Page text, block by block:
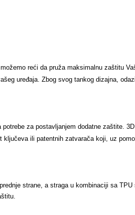
reći da pruža maksimalnu zaštitu
uređaja. Zbog svog tankog dizajna,
za postavljanjem dodatne zaštite.
ili patentnih zatvarača koji, uz
strane, a straga u kombinaciji sa